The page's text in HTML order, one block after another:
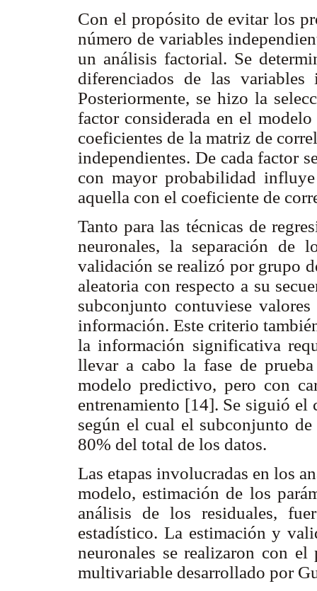
Con el propósito de evitar los
número de variables
un análisis factorial. Se
diferenciados de las variables
Posteriormente, se hizo la
factor considerada en el
coeficientes de la matriz de
independientes. De cada factor
con mayor probabilidad
aquella con el coeficiente de
Tanto para las técnicas de
neuronales, la separación de
validación se realizó por grupo
aleatoria con respecto a su
subconjunto contuviese
información. Este criterio
la información significativa
llevar a cabo la fase de
modelo predictivo, pero con
entrenamiento [14]. Se siguió
según el cual el subconjunto de
80% del total de los datos.
Las etapas involucradas en los
modelo, estimación de los
análisis de los residuales,
estadístico. La estimación y
neuronales se realizaron con
multivariable desarrollado por